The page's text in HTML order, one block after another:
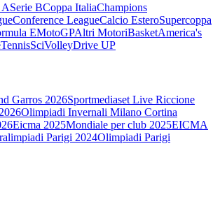
ASerie BCoppa ItaliaChampions
Conference LeagueCalcio EsteroSupercoppa
EMotoGPAltri MotoriBasketAmerica's
TennisSciVolleyDrive UP
Garros 2026Sportmediaset Live Riccione
Olimpiadi Invernali Milano Cortina
Eicma 2025Mondiale per club 2025EICMA
Parigi 2024Olimpiadi Parigi